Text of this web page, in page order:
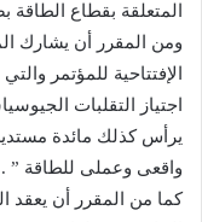
المتعلقة بقطاع الطاقة
ومن المقرر أن يشارك
الإفتتاحية للمؤتمر
اجتياز التقلبات
يرأس كذلك مائدة
واقعى وعملى للطاقة ” .
كما من المقرر أن يعقد